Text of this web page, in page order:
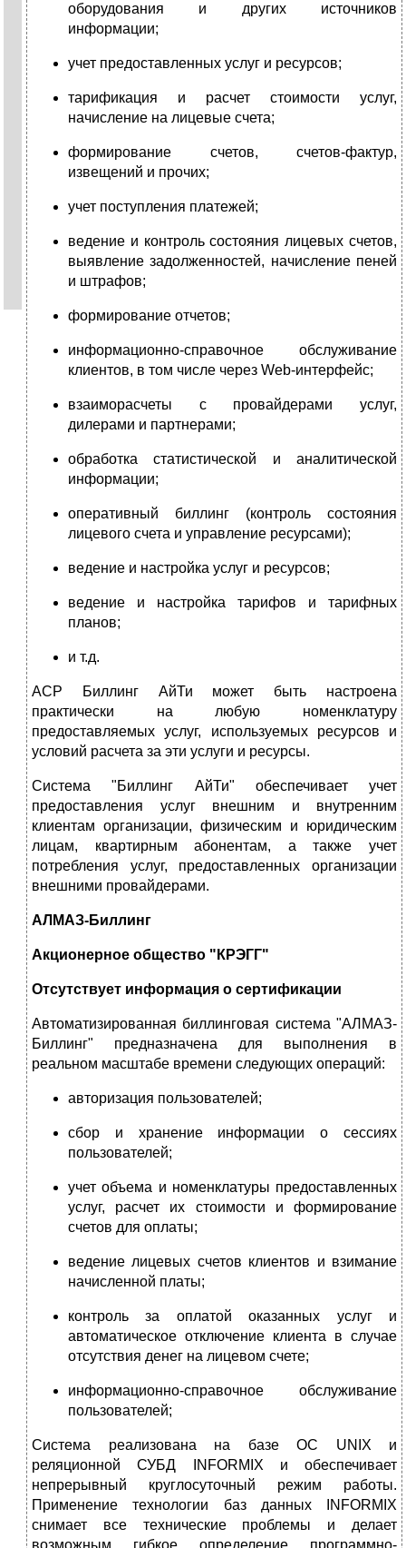
оборудования и других источников
информации;
учет предоставленных услуг и ресурсов;
тарификация и расчет стоимости услуг,
начисление на лицевые счета;
формирование счетов, счетов-фактур,
извещений и прочих;
учет поступления платежей;
ведение и контроль состояния лицевых счетов,
выявление задолженностей, начисление пеней
и штрафов;
формирование отчетов;
информационно-справочное обслуживание
клиентов, в том числе через Web-интерфейс;
взаиморасчеты с провайдерами услуг,
дилерами и партнерами;
обработка статистической и аналитической
информации;
оперативный биллинг (контроль состояния
лицевого счета и управление ресурсами);
ведение и настройка услуг и ресурсов;
ведение и настройка тарифов и тарифных
планов;
и т.д.
АСР Биллинг АйТи может быть настроена
практически на любую номенклатуру
предоставляемых услуг, используемых ресурсов и
условий расчета за эти услуги и ресурсы.
Система "Биллинг АйТи" обеспечивает учет
предоставления услуг внешним и внутренним
клиентам организации, физическим и юридическим
лицам, квартирным абонентам, а также учет
потребления услуг, предоставленных организации
внешними провайдерами.
АЛМАЗ-Биллинг
Акционерное общество "КРЭГГ"
Отсутствует информация о сертификации
Автоматизированная биллинговая система "АЛМАЗ-
Биллинг" предназначена для выполнения в
реальном масштабе времени следующих операций:
авторизация пользователей;
сбор и хранение информации о сессиях
пользователей;
учет объема и номенклатуры предоставленных
услуг, расчет их стоимости и формирование
счетов для оплаты;
ведение лицевых счетов клиентов и взимание
начисленной платы;
контроль за оплатой оказанных услуг и
автоматическое отключение клиента в случае
отсутствия денег на лицевом счете;
информационно-справочное обслуживание
пользователей;
Система реализована на базе ОС UNIX и
реляционной СУБД INFORMIX и обеспечивает
непрерывный круглосуточный режим работы.
Применение технологии баз данных INFORMIX
снимает все технические проблемы и делает